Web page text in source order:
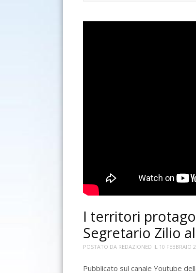
I territori
Segretario Zilio
POSTATO DA REDAZIONED IL 10 FEBBRAIO
Pubblicato sul canale Youtube